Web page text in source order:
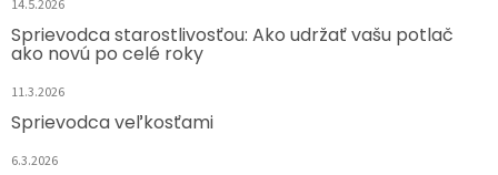
14.5.2026
Sprievodca starostlivosťou: Ako udržať vašu potlač
ako novú po celé roky
11.3.2026
Sprievodca veľkosťami
6.3.2026